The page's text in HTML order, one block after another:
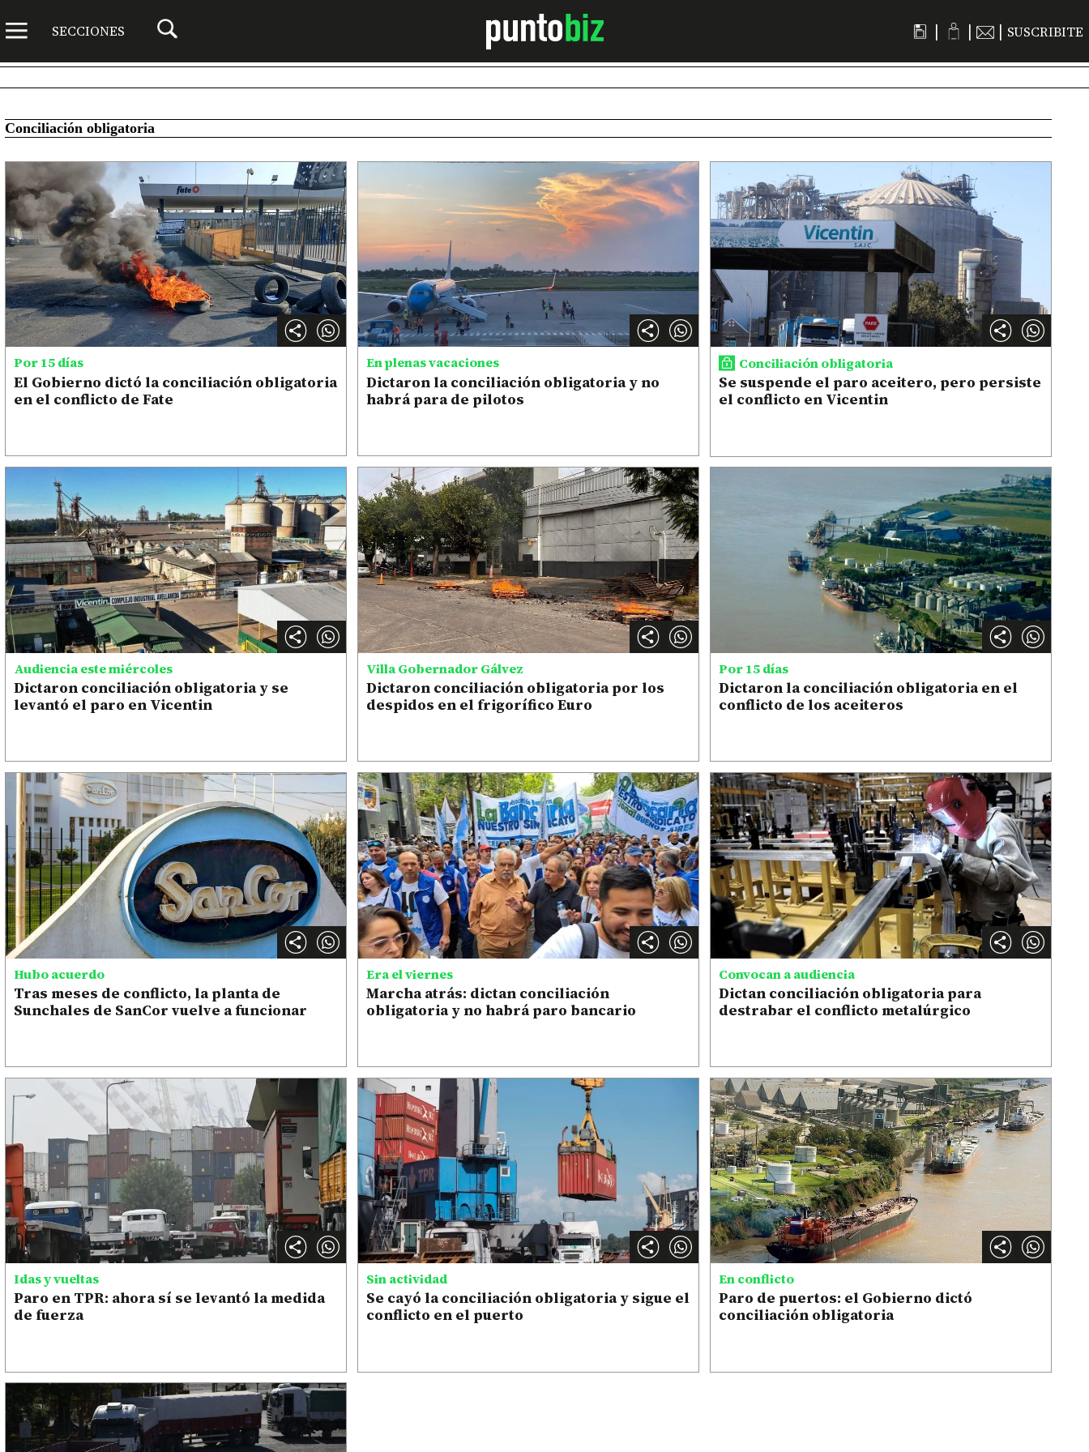
SECCIONES | | | SUSCRIBITE
Conciliación obligatoria
Por 15 días
El Gobierno dictó la conciliación obligatoria
en el conflicto de Fate
En plenas vacaciones
Dictaron la conciliación obligatoria y no
habrá para de pilotos
Conciliación obligatoria
Se suspende el paro aceitero, pero persiste
el conflicto en Vicentin
Audiencia este miércoles
Dictaron conciliación obligatoria y se
levantó el paro en Vicentin
Villa Gobernador Gálvez
Dictaron conciliación obligatoria por los
despidos en el frigorífico Euro
Por 15 días
Dictaron la conciliación obligatoria en el
conflicto de los aceiteros
Hubo acuerdo
Tras meses de conflicto, la planta de
Sunchales de SanCor vuelve a funcionar
Era el viernes
Marcha atrás: dictan conciliación
obligatoria y no habrá paro bancario
Convocan a audiencia
Dictan conciliación obligatoria para
destrabar el conflicto metalúrgico
Idas y vueltas
Paro en TPR: ahora sí se levantó la medida
de fuerza
Sin actividad
Se cayó la conciliación obligatoria y sigue el
conflicto en el puerto
En conflicto
Paro de puertos: el Gobierno dictó
conciliación obligatoria